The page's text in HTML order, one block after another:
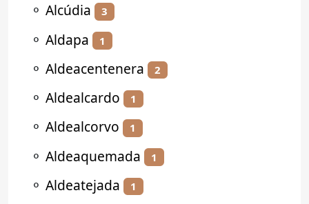
⚬ Alcúdia 3
⚬ Aldapa 1
⚬ Aldeacentenera 2
⚬ Aldealcardo 1
⚬ Aldealcorvo 1
⚬ Aldeaquemada 1
⚬ Aldeatejada 1